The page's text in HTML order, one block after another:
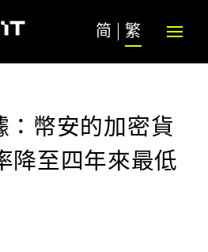
简 繁
：幣安的加密貨
降至四年來最低